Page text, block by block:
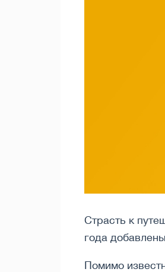
Страсть к
года
Помимо